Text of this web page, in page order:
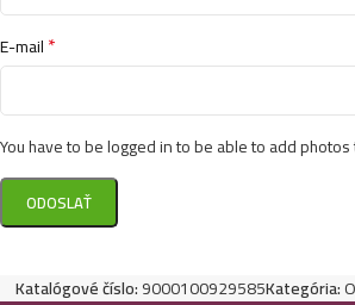
E-mail*
You have to be logged in to be able to add
Katalógové číslo:9000100929585Kategória: